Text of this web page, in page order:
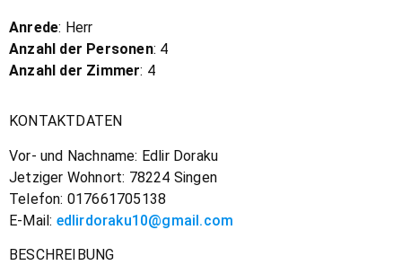
Anrede: Herr
Anzahl der Personen: 4
Anzahl der Zimmer: 4
KONTAKTDATEN
Vor- und Nachname: Edlir Doraku
Jetziger Wohnort: 78224 Singen
Telefon: 017661705138
E-Mail: edlirdoraku10@gmail.com
BESCHREIBUNG